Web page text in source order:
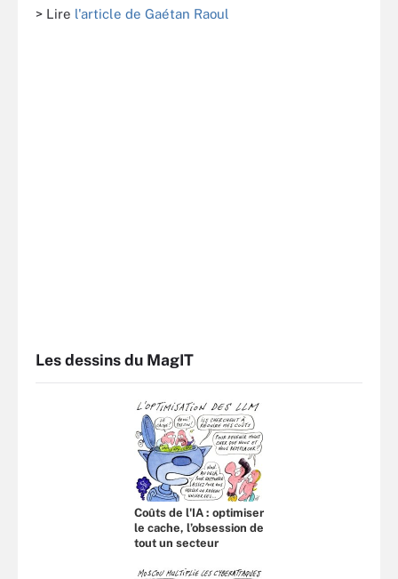
> Lire l'article de Gaétan Raoul
Les dessins du MagIT
Coûts de l'IA : optimiser
le cache, l’obsession de
tout un secteur